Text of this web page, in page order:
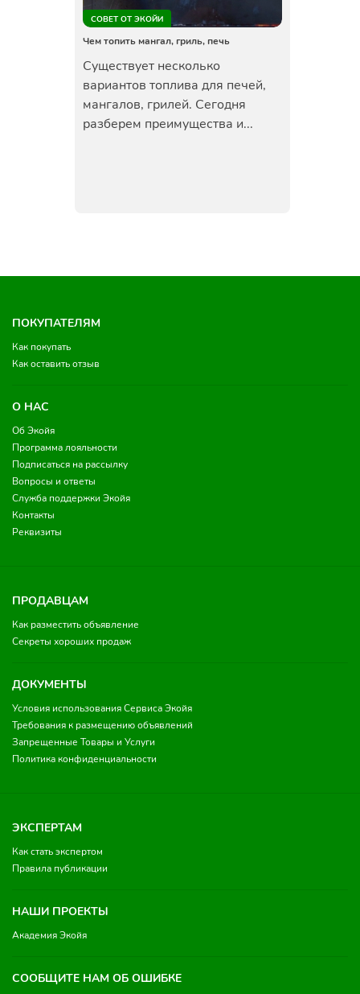
СОВЕТ ОТ ЭКОЙИ
Чем топить мангал, гриль, печь
Существует несколько
вариантов топлива для печей,
мангалов, грилей. Сегодня
разберем преимущества и...
ПОКУПАТЕЛЯМ
Как покупать
Как оставить отзыв
О НАС
Об Экойя
Программа лояльности
Подписаться на рассылку
Вопросы и ответы
Служба поддержки Экойя
Контакты
Реквизиты
ПРОДАВЦАМ
Как разместить объявление
Секреты хороших продаж
ДОКУМЕНТЫ
Условия использования Сервиса Экойя
Требования к размещению объявлений
Запрещенные Товары и Услуги
Политика конфиденциальности
ЭКСПЕРТАМ
Как стать экспертом
Правила публикации
НАШИ ПРОЕКТЫ
Академия Экойя
СООБЩИТЕ НАМ ОБ ОШИБКЕ